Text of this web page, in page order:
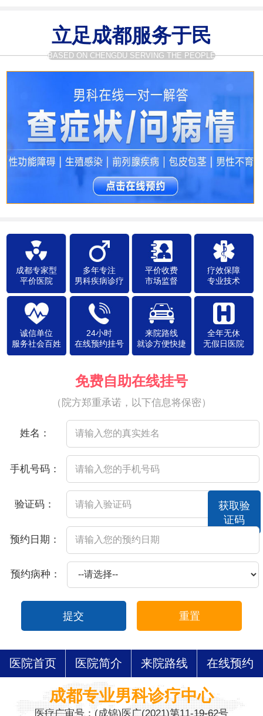
立足成都服务于民
BASED ON CHENGDU SERVING THE PEOPLE
成都专家型
平价医院
多年专注
男科疾病诊疗
平价收费
市场监督
疗效保障
专业技术
诚信单位
服务社会百姓
24小时
在线预约挂号
来院路线
就诊方便快捷
全年无休
无假日医院
免费自助在线挂号
（院方郑重承诺，以下信息将保密）
姓名：
手机号码：
验证码：
获取验
证码
预约日期：
预约病种：
提交 重置
医院首页 医院简介 来院路线 在线预约
成都专业男科诊疗中心
医疗广审号：(成锦)医广(2021)第11-19-62号